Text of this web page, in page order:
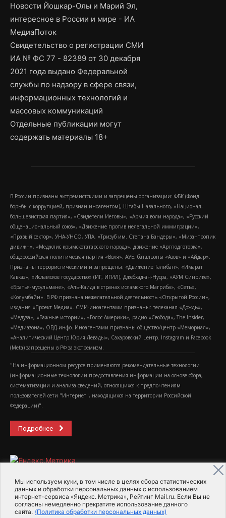
Мы используем куки, в том числе в целях сбора статистических
данных и обработки персональных данных с использованием
интернет-сервиса «Яндекс. Метрика», Рейтинг Mail.ru. Если Вы не
согласны немедленно прекратите использование данного
сайта. (Политика обработки персональных данных)
Новости Йошкар-Олы и Марий Эл,
интересное в России и мире - ИА
МедиаПоток
Свидетельство о регистрации СМИ
ИА № ФС 77 - 82389 от 30 декабря
2021 года выдано Федеральной
службы по надзору в сфере связи,
информационных технологий и
массовых коммуникаций
Отдельные публикации могут
содержать материалы 18+
В России признаны экстремистскими и запрещены организации: ФБК (Фонд
борьбы с коррупцией, признан иноагентом), Штабы Навального, «Национал-
большевистская партия», «Свидетели Иеговы», «Армия воли народа», «Русский
общенациональный союз», «Движение против нелегальной иммиграции»,
«Правый сектор», УНА-УНСО, УПА, «Тризуб им. Степана Бандеры», «Мизантропик
дивижн», «Меджлис крымскотатарского народа», движение «Артподготовка»,
общероссийская политическая партия «Воля», АУЕ, батальоны «Азов» и «Айдар».
Признаны террористическими и запрещены: «Движение Талибан», «Имарат
Кавказ», «Исламское государство» (ИГ, ИГИЛ), Джебхад-ан-Нусра, «АУМ Синрике»,
«Братья-мусульмане», «Аль-Каида в странах исламского Магриба», «Сеть»,
«Колумбайн». В РФ признана нежелательной деятельность «Открытой России»,
издания «Проект Медиа». СМИ-иноагентами признаны: телеканал «Дождь»,
«Медуза», «Важные истории», «Голос Америки», радио «Свобода», The Insider,
«Медиазона», ОВД-инфо. Иноагентами признаны общество/центр «Мемориал»,
«Аналитический Центр Юрия Левады», Сахаровский центр. Instagram и Facebook
(Metа) запрещены в РФ за экстремизм.
"На информационном ресурсе применяются рекомендательные технологии
(информационные технологии предоставления информации на основе сбора,
систематизации и анализа сведений, относящихся к предпочтениям
пользователей сети "Интернет", находящихся на территории Российской
Федерации)".
Подробнее
2015-2026- Информационное агентство МедиаПоток